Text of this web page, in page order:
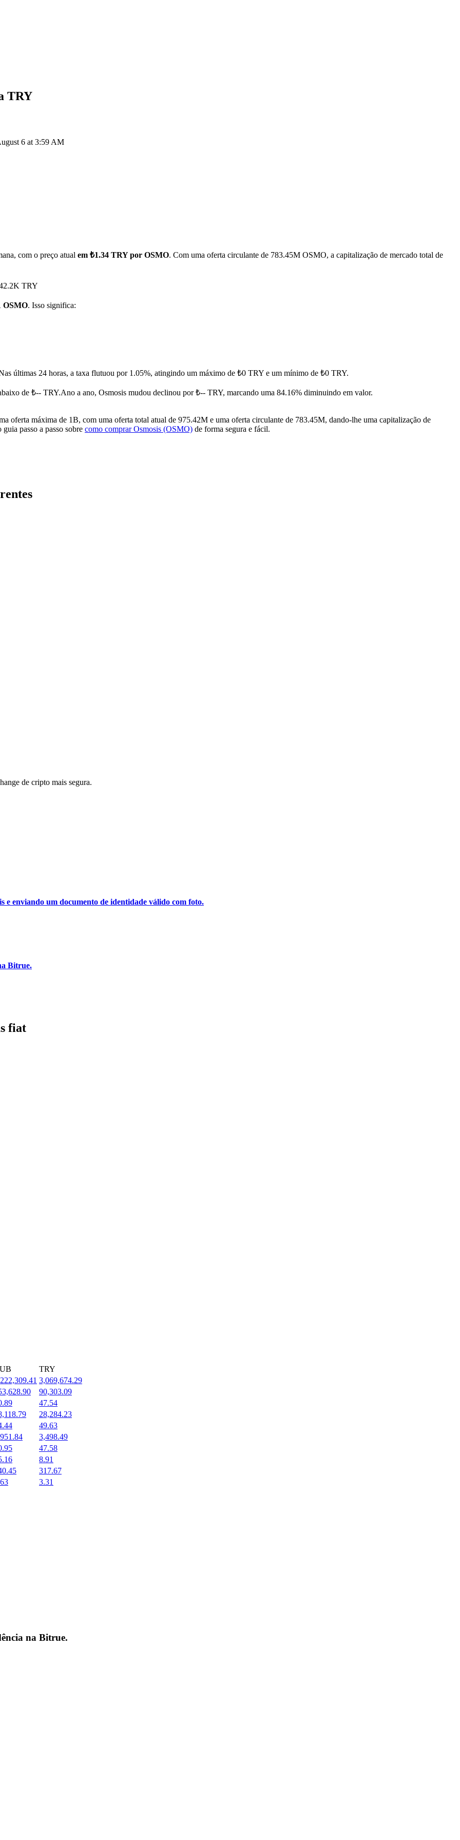
TRY
6 at 3:59 AM
com o preço atual em ₺1.34 TRY por OSMO. Com uma oferta circulante de 783.45M OSMO, a capitalização de mercado total de
TRY
OSMO. Isso significa:
últimas 24 horas, a taxa flutuou por 1.05%, atingindo um máximo de ₺0 TRY e um mínimo de ₺0 TRY.
de ₺-- TRY.Ano a ano, Osmosis mudou declinou por ₺-- TRY, marcando uma 84.16% diminuindo em valor.
oferta máxima de 1B, com uma oferta total atual de 975.42M e uma oferta circulante de 783.45M, dando-lhe uma capitalização de
passo a passo sobre como comprar Osmosis (OSMO) de forma segura e fácil.
de cripto mais segura.
e enviando um documento de identidade válido com foto.
Bitrue.
fiat
TRY
3,069,674.29
90,303.09
47.54
28,284.23
49.63
3,498.49
47.58
8.91
317.67
3.31
na Bitrue.